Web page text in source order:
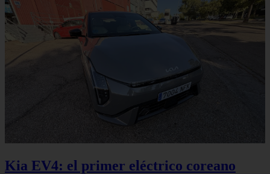
Kia EV4: el primer eléctrico coreano